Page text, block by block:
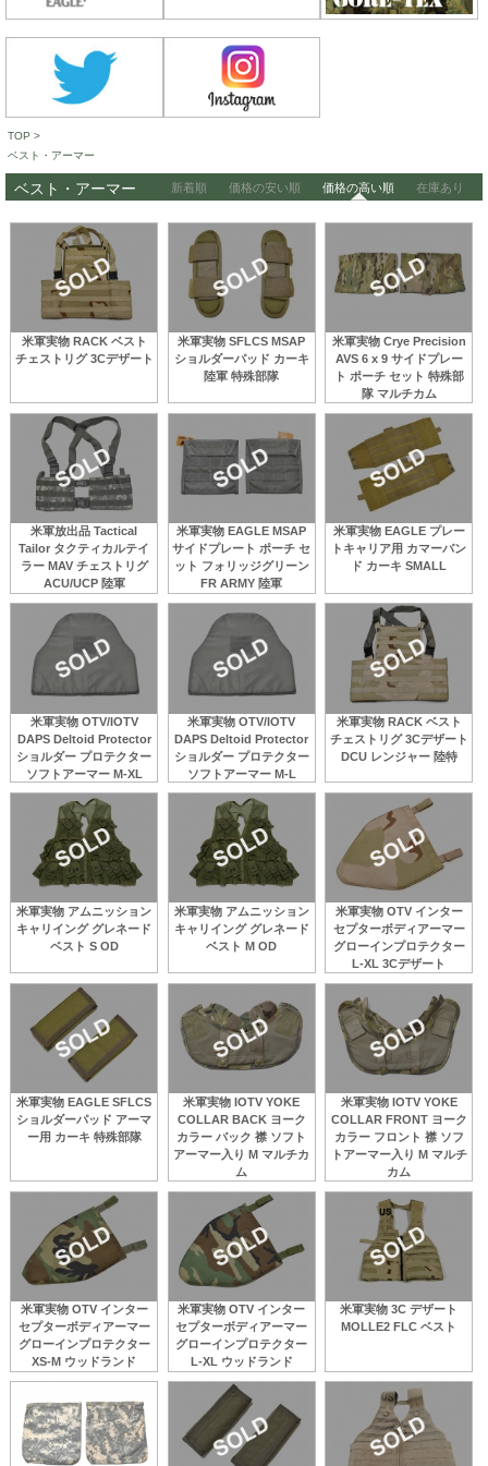
TOP >
ベスト・アーマー
ベスト・アーマー 新着順 価格の安い順 価格の高い順 在庫あり
米軍実物 RACK ベスト
チェストリグ 3Cデザート
米軍実物 SFLCS MSAP
ショルダーパッド カーキ
陸軍 特殊部隊
米軍実物 Crye Precision
AVS 6 x 9 サイドプレー
ト ポーチ セット 特殊部
隊 マルチカム
米軍放出品 Tactical
Tailor タクティカルテイ
ラー MAV チェストリグ
ACU/UCP 陸軍
米軍実物 EAGLE MSAP
サイドプレート ポーチ セ
ット フォリッジグリーン
FR ARMY 陸軍
米軍実物 EAGLE プレー
トキャリア用 カマーバン
ド カーキ SMALL
米軍実物 OTV/IOTV
DAPS Deltoid Protector
ショルダー プロテクター
ソフトアーマー M-XL
米軍実物 OTV/IOTV
DAPS Deltoid Protector
ショルダー プロテクター
ソフトアーマー M-L
米軍実物 RACK ベスト
チェストリグ 3Cデザート
DCU レンジャー 陸特
米軍実物 アムニッション
キャリイング グレネード
ベスト S OD
米軍実物 アムニッション
キャリイング グレネード
ベスト M OD
米軍実物 OTV インター
セプターボディアーマー
グローインプロテクター
L-XL 3Cデザート
米軍実物 EAGLE SFLCS
ショルダーパッド アーマ
ー用 カーキ 特殊部隊
米軍実物 IOTV YOKE
COLLAR BACK ヨーク
カラー バック 襟 ソフト
アーマー入り M マルチカ
ム
米軍実物 IOTV YOKE
COLLAR FRONT ヨーク
カラー フロント 襟 ソフ
トアーマー入り M マルチ
カム
米軍実物 OTV インター
セプターボディアーマー
グローインプロテクター
XS-M ウッドランド
米軍実物 OTV インター
セプターボディアーマー
グローインプロテクター
L-XL ウッドランド
米軍実物 3C デザート
MOLLE2 FLC ベスト